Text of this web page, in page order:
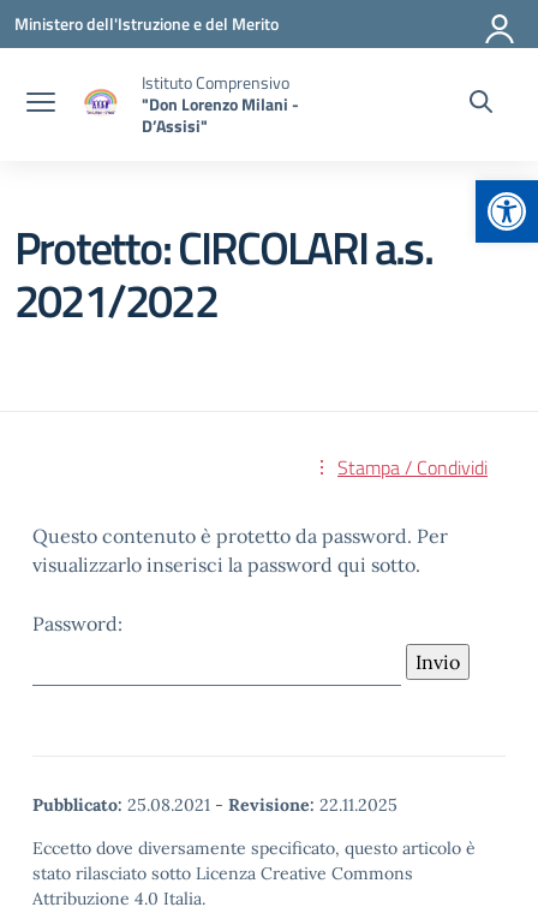
Vai ai contenuti
Vai al menu di navigazione
Vai al footer
Ministero dell'Istruzione e del Merito
Istituto Comprensivo
"Don Lorenzo Milani -
D’Assisi"
Protetto: CIRCOLARI a.s.
2021/2022
Stampa / Condividi
Questo contenuto è protetto da password. Per
visualizzarlo inserisci la password qui sotto.
Password:
Pubblicato: 25.08.2021 - Revisione: 22.11.2025
Eccetto dove diversamente specificato, questo articolo è
stato rilasciato sotto Licenza Creative Commons
Attribuzione 4.0 Italia.